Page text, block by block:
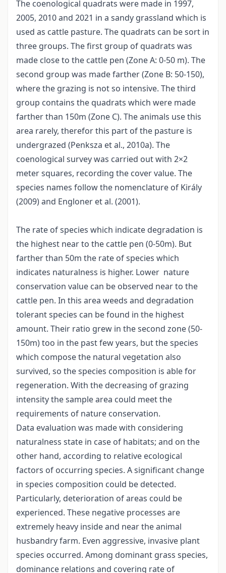
The coenological quadrats were made in 1997,
2005, 2010 and 2021 in a sandy grassland which is
used as cattle pasture. The quadrats can be sort in
three groups. The first group of quadrats was
made close to the cattle pen (Zone A: 0-50 m). The
second group was made farther (Zone B: 50-150),
where the grazing is not so intensive. The third
group contains the quadrats which were made
farther than 150m (Zone C). The animals use this
area rarely, therefor this part of the pasture is
undergrazed (Penksza et al., 2010a). The
coenological survey was carried out with 2×2
meter squares, recording the cover value. The
species names follow the nomenclature of Király
(2009) and Engloner et al. (2001).
The rate of species which indicate degradation is
the highest near to the cattle pen (0-50m). But
farther than 50m the rate of species which
indicates naturalness is higher. Lower nature
conservation value can be observed near to the
cattle pen. In this area weeds and degradation
tolerant species can be found in the highest
amount. Their ratio grew in the second zone (50-
150m) too in the past few years, but the species
which compose the natural vegetation also
survived, so the species composition is able for
regeneration. With the decreasing of grazing
intensity the sample area could meet the
requirements of nature conservation.
Data evaluation was made with considering
naturalness state in case of habitats; and on the
other hand, according to relative ecological
factors of occurring species. A significant change
in species composition could be detected.
Particularly, deterioration of areas could be
experienced. These negative processes are
extremely heavy inside and near the animal
husbandry farm. Even aggressive, invasive plant
species occurred. Among dominant grass species,
dominance relations and covering rate of